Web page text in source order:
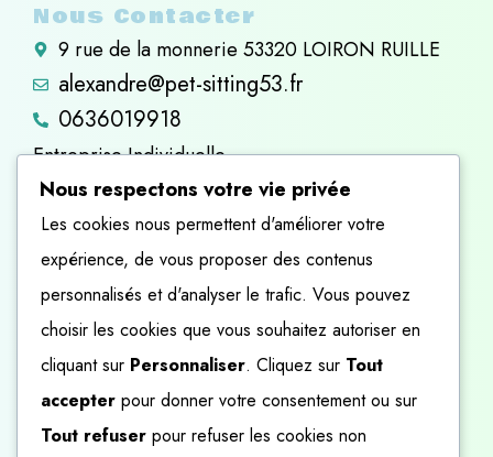
Nous Contacter​
9 rue de la monnerie 53320 LOIRON RUILLE ​
alexandre@pet-sitting53.fr
0636019918
Entreprise Individuelle
807 639 455 R.C.S. Laval
80763945500029
© 2021 - 2026 PET-SITTING53
Nous respectons votre vie privée
Les cookies nous permettent d'améliorer votre
expérience, de vous proposer des contenus
personnalisés et d'analyser le trafic. Vous pouvez
choisir les cookies que vous souhaitez autoriser en
cliquant sur Personnaliser. Cliquez sur Tout
accepter pour donner votre consentement ou sur
Tout refuser pour refuser les cookies non